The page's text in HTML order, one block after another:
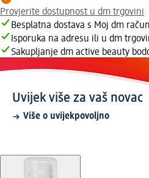
Provjerite dostupnost u dm trgovini
Besplatna dostava s Moj dm
Isporuka na adresu ili u dm
Sakupljanje dm active beauty
Uvijek više za vaš novac
Više o uvijekpovoljno